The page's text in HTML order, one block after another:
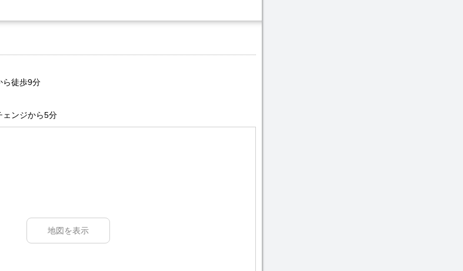
ら徒歩9分
ェンジから5分
地図を表示